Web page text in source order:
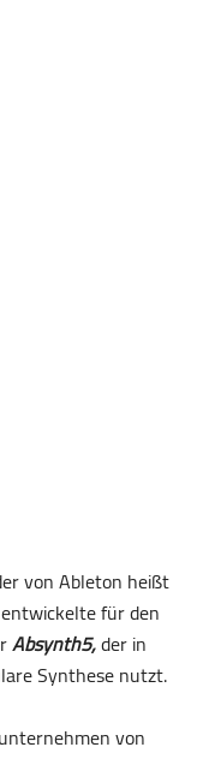
von Ableton heißt
für den
Absynth5,der in
Synthese nutzt.
von